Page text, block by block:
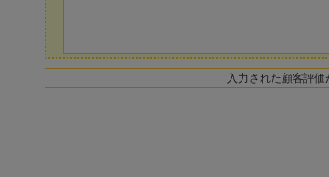
入力された顧客評価